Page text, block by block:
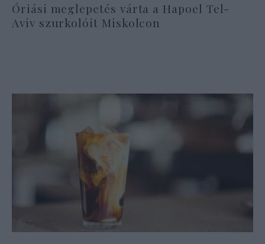
Óriási meglepetés várta a Hapoel Tel-
Aviv szurkolóit Miskolcon